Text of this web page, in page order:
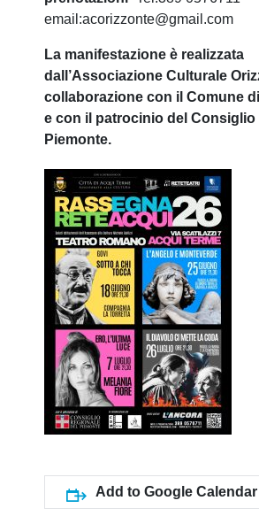
email:acorizzonte@gmail.com
La manifestazione è realizzata
dall’Associazione Culturale
collaborazione con il Comune
e con il patrocinio del Consiglio
Piemonte.
Add to Google Calendar